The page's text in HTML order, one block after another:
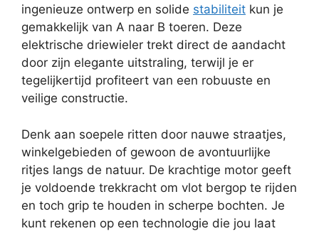
ingenieuze ontwerp en solide stabiliteit kun je
gemakkelijk van A naar B toeren. Deze
elektrische driewieler trekt direct de aandacht
door zijn elegante uitstraling, terwijl je er
tegelijkertijd profiteert van een robuuste en
veilige constructie.
Denk aan soepele ritten door nauwe straatjes,
winkelgebieden of gewoon de avontuurlijke
ritjes langs de natuur. De krachtige motor geeft
je voldoende trekkracht om vlot bergop te rijden
en toch grip te houden in scherpe bochten. Je
kunt rekenen op een technologie die jou laat